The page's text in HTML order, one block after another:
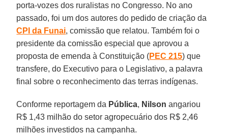
porta-vozes dos ruralistas no Congresso. No ano
passado, foi um dos autores do pedido de criação da
CPI da Funai, comissão que relatou. Também foi o
presidente da comissão especial que aprovou a
proposta de emenda à Constituição (PEC 215) que
transfere, do Executivo para o Legislativo, a palavra
final sobre o reconhecimento das terras indígenas.
Conforme reportagem da Pública, Nilson angariou
R$ 1,43 milhão do setor agropecuário dos R$ 2,46
milhões investidos na campanha.